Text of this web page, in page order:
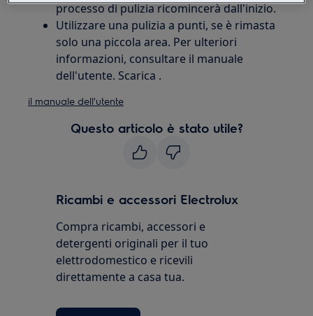
processo di pulizia ricomincerà dall'inizio.
Utilizzare una pulizia a punti, se è rimasta
solo una piccola area. Per ulteriori
informazioni, consultare il manuale
dell'utente. Scarica .
il manuale dell'utente
Questo articolo è stato utile?
Ricambi e accessori Electrolux
Compra ricambi, accessori e
detergenti originali per il tuo
elettrodomestico e ricevili
direttamente a casa tua.